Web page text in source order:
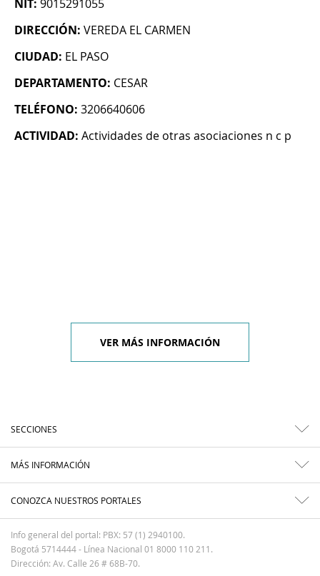
NIT: 9015291055
DIRECCIÓN: VEREDA EL CARMEN
CIUDAD: EL PASO
DEPARTAMENTO: CESAR
TELÉFONO: 3206640606
ACTIVIDAD: Actividades de otras asociaciones n c p
VER MÁS INFORMACIÓN
SECCIONES
MÁS INFORMACIÓN
CONOZCA NUESTROS PORTALES
Info general del portal: PBX: 57 (1) 2940100.
Bogotá 5714444 - Línea Nacional 01 8000 110 211.
Dirección: Av. Calle 26 # 68B-70.